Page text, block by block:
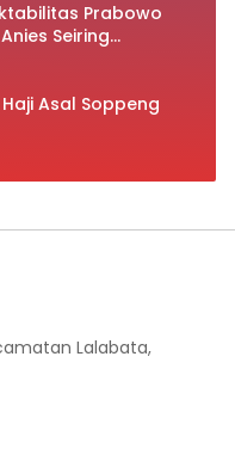
Prabowo
Seiring
Naik
Asal Soppeng
Lalabata,